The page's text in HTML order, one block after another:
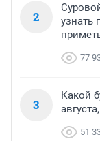
2
узнать
77
3
Какой
51